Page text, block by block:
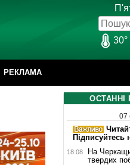
30°
РЕКЛАМА
ОСТАННІ
07
Підписуйтесь
18:08
На
твердих